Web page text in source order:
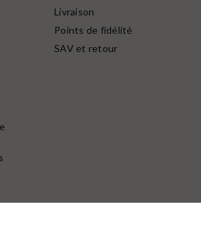
Livraison
Points de fidélité
SAV et retour